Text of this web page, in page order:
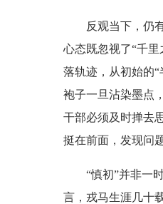
反观当下，仍有
心态既忽视了“千
落轨迹，从初始的“
袍子一旦沾染墨点
干部必须及时掸去
挺在前面，发现问
“慎初”并非一时
言，戎马生涯几十